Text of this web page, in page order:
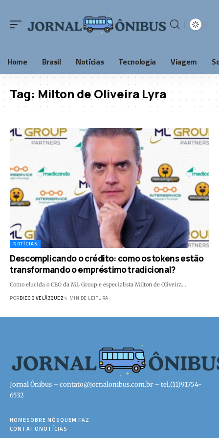
Home Brasil Notícias Tecnologia Viagem
Tag: Milton de Oliveira Lyra
NOTÍCIAS
Descomplicando o crédito: como os tokens estão
transformando o empréstimo tradicional?
Como elucida o CEO da ML Group e especialista Milton de Oliveira…
PORDIEGO VELÁZQUEZ 4 MIN DE LEITURA
Jornal Ônibus – contato@jornalonibus.com.br – tel.(11)91754-
6532
HOMESOBRE NÓSQUEM FAZ
CONTATONOTÍCIAS